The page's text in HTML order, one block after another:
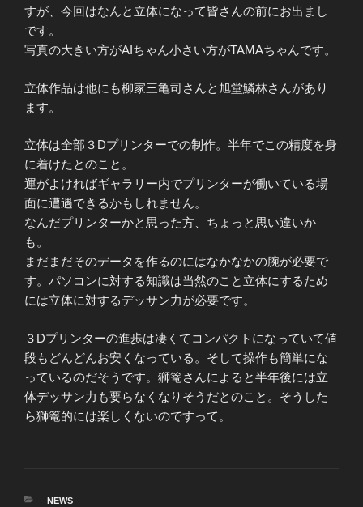
すが、今回はなんと立体になって皆さんの前にお出まし
です。
写真の大きい方がAIちゃん小さい方がTAMAちゃんです。
立体作品は他にも柳家三亀司さんと旭堂鱗林さんがあり
ます。
立体は全部３Dプリンターでの制作。半年でこの精度を身
に着けたとのこと。
運がよければギャラリー内でプリンターが働いている場
面に遭遇できるかもしれません。
なんだプリンターかと思った方、ちょっと思い違いか
も。
まだまだそのデータを作るのにはなかなかの腕が必要で
す。パソコンに対する知識は当然のこと立体にするため
には立体に対するデッサン力が必要です。
３Dプリンターの進歩は凄くてコンパクトになっていて値
段もどんどんお安くなっている。そして操作も簡単にな
っているのだそうです。獅篭さんによると半年後には立
体デッサン力も要らなくなりそうだとのこと。そうした
ら獅篭的には楽しくないのですって。
カ
NEWS